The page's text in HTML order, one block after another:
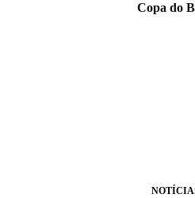
Copa do